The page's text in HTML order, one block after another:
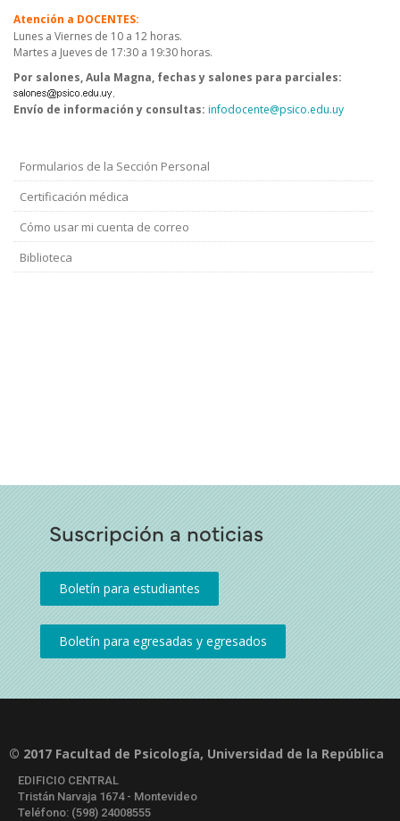
Atención a DOCENTES:
Lunes a Viernes de 10 a 12 horas.
Martes a Jueves de 17:30 a 19:30 horas.
Por salones, Aula Magna, fechas y salones para parciales:
.
Envío de información y consultas: infodocente@psico.edu.uy
Menú
Docentes
Formularios de la Sección Personal
Certificación médica
Cómo usar mi cuenta de correo
Biblioteca
Suscripción a noticias
© 2017 Facultad de Psicología, Universidad de la República
EDIFICIO CENTRAL
Tristán Narvaja 1674 - Montevideo
Teléfono: (598) 24008555